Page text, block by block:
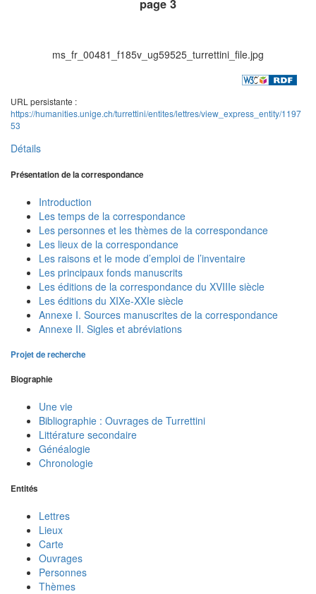
page 3
ms_fr_00481_f185v_ug59525_turrettini_file.jpg
URL persistante :
https://humanities.unige.ch/turrettini/entites/lettres/view_express_entity/1197
53
Détails
Présentation de la correspondance
Introduction
Les temps de la correspondance
Les personnes et les thèmes de la correspondance
Les lieux de la correspondance
Les raisons et le mode d’emploi de l’inventaire
Les principaux fonds manuscrits
Les éditions de la correspondance du XVIIIe siècle
Les éditions du XIXe-XXIe siècle
Annexe I. Sources manuscrites de la correspondance
Annexe II. Sigles et abréviations
Projet de recherche
Biographie
Une vie
Bibliographie : Ouvrages de Turrettini
Littérature secondaire
Généalogie
Chronologie
Entités
Lettres
Lieux
Carte
Ouvrages
Personnes
Thèmes